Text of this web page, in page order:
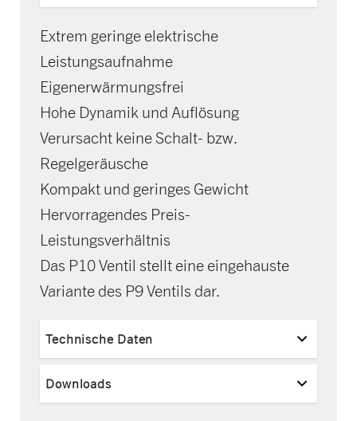
Extrem geringe elektrische
Leistungsaufnahme
Eigenerwärmungsfrei
Hohe Dynamik und Auflösung
Verursacht keine Schalt- bzw.
Regelgeräusche
Kompakt und geringes Gewicht
Hervorragendes Preis-
Leistungsverhältnis
Das P10 Ventil stellt eine eingehauste
Variante des P9 Ventils dar.
Technische Daten
Downloads